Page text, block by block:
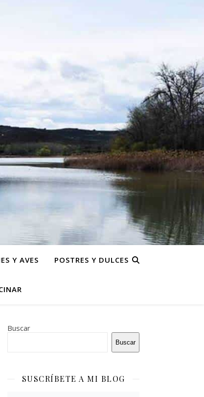
Y AVES POSTRES Y DULCES
Buscar
Buscar
SUSCRÍBETE A MI BLOG